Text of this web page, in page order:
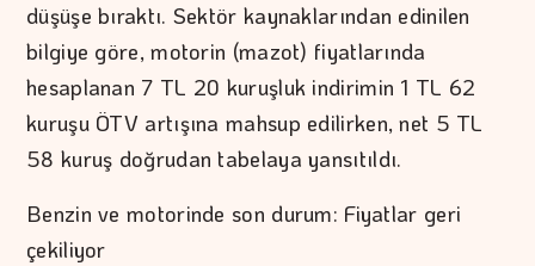
düşüşe bıraktı. Sektör kaynaklarından edinilen
bilgiye göre, motorin (mazot) fiyatlarında
hesaplanan 7 TL 20 kuruşluk indirimin 1 TL 62
kuruşu ÖTV artışına mahsup edilirken, net 5 TL
58 kuruş doğrudan tabelaya yansıtıldı.
Benzin ve motorinde son durum: Fiyatlar geri
çekiliyor